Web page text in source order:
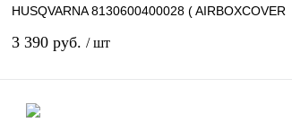
HUSQVARNA 8130600400028 ( AIRBOXCOVER
3 390 руб. / шт